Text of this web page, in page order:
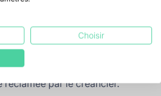
à la différence du
la créance qui lui a été
uniquement d’user de toutes
à sa disposition pour
réclamée par le créancier.
Choisir